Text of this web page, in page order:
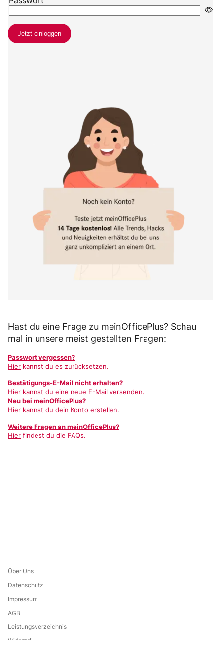
Hast du eine Frage zu meinOfficePlus? Schau
mal in unsere meist gestellten Fragen:
Passwort vergessen?
Hier kannst du es zurücksetzen.
Bestätigungs-E-Mail nicht erhalten?
Hier kannst du eine neue E-Mail versenden.
Neu bei meinOfficePlus?
Hier kannst du dein Konto erstellen.
Weitere Fragen an meinOfficePlus?
Hier findest du die FAQs.
Über Uns
Datenschutz
Impressum
AGB
Leistungsverzeichnis
Widerruf